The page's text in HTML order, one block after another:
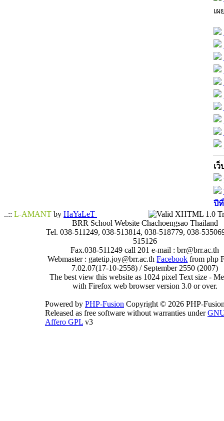
เ
เว็
ปี
..:: L-AMANT by HaYaLeT
BRR School Website Chachoengsao Thailand
Tel. 038-511249, 038-513814, 038-518779, 038-
515126
Fax.038-511249 call 201 e-mail : brr@brr.ac.th
Webmaster : gatetip.joy@brr.ac.thFacebook from php
7.02.07(17-10-2558) / September 2550 (2007)
The best view this website as 1024 pixel Text size -
with Firefox web browser version 3.0 or over.
Powered by PHP-Fusion Copyright © 2026 PHP-
Released as free software without warranties under
Affero GPL v3